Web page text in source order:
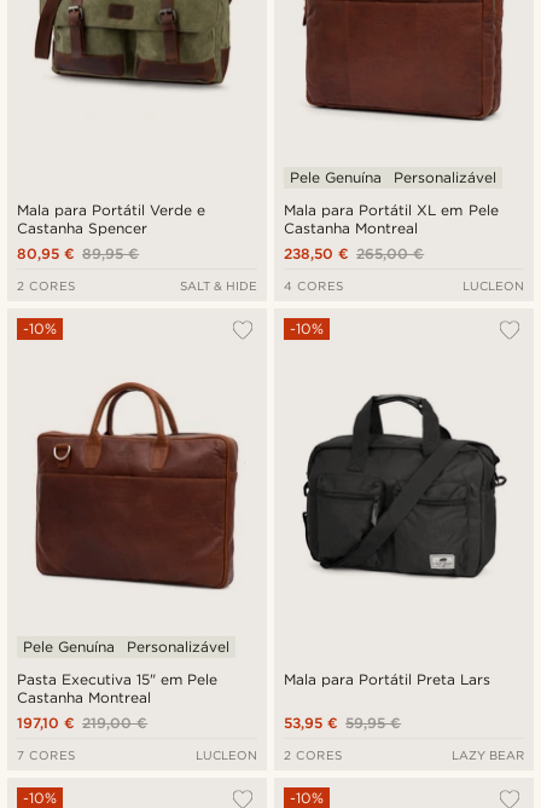
Mala para Portátil Verde e
Castanha Spencer
89,95 €
80,95 €
2 CORES SALT & HIDE
Mala para Portátil XL em Pele
Castanha Montreal
Pele Genuína Personalizável
265,00 €
238,50 €
4 CORES LUCLEON
Pasta Executiva 15" em Pele
Castanha Montreal
-10%
Pele Genuína Personalizável
219,00 €
197,10 €
7 CORES LUCLEON
Mala para Portátil Preta Lars
-10%
59,95 €
53,95 €
2 CORES LAZY BEAR
-10% -10%